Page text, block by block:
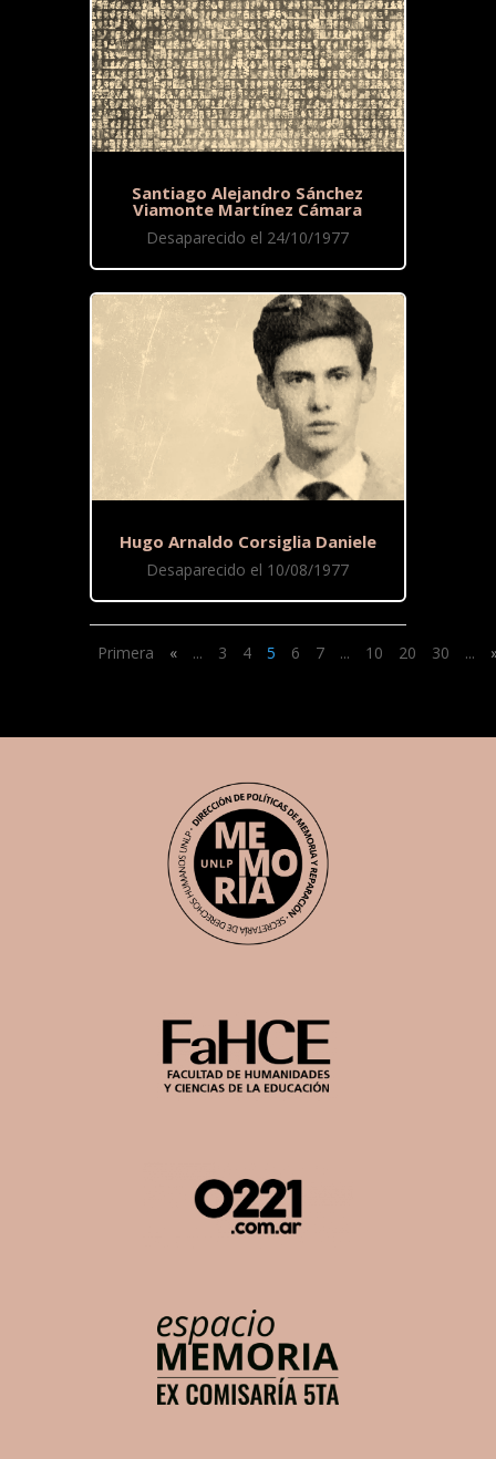
Santiago Alejandro Sánchez
Viamonte Martínez Cámara
Desaparecido el 24/10/1977
Hugo Arnaldo Corsiglia Daniele
Desaparecido el 10/08/1977
Primera « ... 3 4 5 6 7 ... 10 20 30 ...